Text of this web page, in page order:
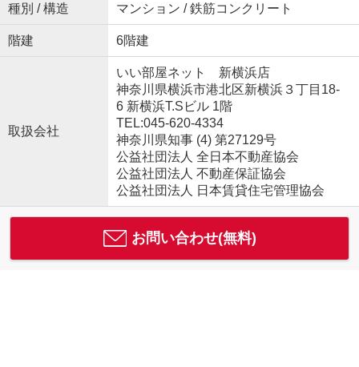
種別 / 構造 マンション / 鉄筋コンクリート
階建 6階建
取扱会社
いい部屋ネット 新横浜店
神奈川県横浜市港北区新横浜３丁目18-
6 新横浜T.Sビル 1階
TEL:045-620-4334
神奈川県知事 (4) 第27129号
公益社団法人 全日本不動産協会
公益社団法人 不動産保証協会
公益社団法人 日本賃貸住宅管理協会
お問い合わせ(無料)